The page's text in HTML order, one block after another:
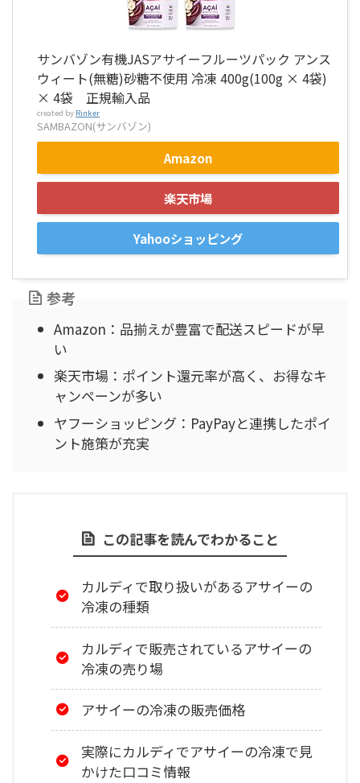
サンバゾン有機JASアサイーフルーツパック アンス
ウィート(無糖)砂糖不使用 冷凍 400g(100g × 4袋)
× 4袋 正規輸入品
created by Rinker
SAMBAZON(サンバゾン)
Amazon
楽天市場
Yahooショッピング
参考
Amazon：品揃えが豊富で配送スピードが早
い
楽天市場：ポイント還元率が高く、お得なキ
ャンペーンが多い
ヤフーショッピング：PayPayと連携したポイ
ント施策が充実
この記事を読んでわかること
カルディで取り扱いがあるアサイーの
冷凍の種類
カルディで販売されているアサイーの
冷凍の売り場
アサイーの冷凍の販売価格
実際にカルディでアサイーの冷凍で見
かけた口コミ情報